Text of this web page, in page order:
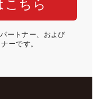
こちら
ートナー、および
ーです。